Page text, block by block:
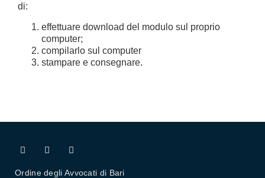
di:
effettuare download del modulo sul proprio
computer;
compilarlo sul computer
stampare e consegnare.
Ordine degli Avvocati di Bari